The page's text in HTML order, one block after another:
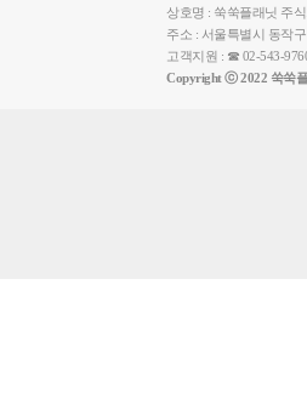
상호명 : 쑥쑥플래닛 주
주소 : 서울특별시 동작
고객지원 : ☎ 02-543-
Copyright ⓒ 2022 쑥쑥